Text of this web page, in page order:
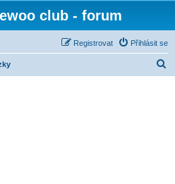
club - forum
Přihlásit se
Registrovat